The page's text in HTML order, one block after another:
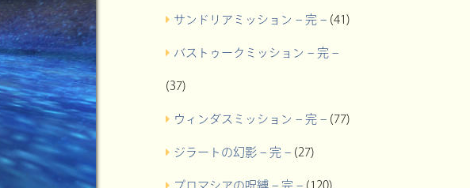
サンドリアミッション – 完 –(41)
バストゥークミッション – 完 –
(37)
ウィンダスミッション – 完 –(77)
ジラートの幻影 – 完 –(27)
プロマシアの呪縛 – 完 –(120)